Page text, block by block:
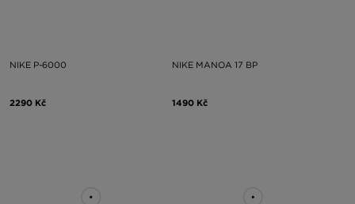
NIKE P-6000
2290 Kč
NIKE MANOA 17 BP
1490 Kč